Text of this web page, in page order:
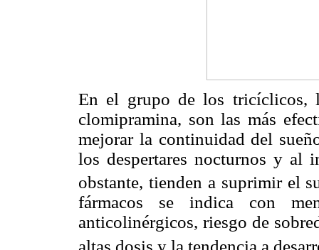
En el grupo de los tricíclicos,
clomipramina, son las más
mejorar la continuidad del
los despertares nocturnos y al
obstante, tienden a suprimir el
fármacos se indica con
anticolinérgicos, riesgo de
altas dosis y la tendencia a